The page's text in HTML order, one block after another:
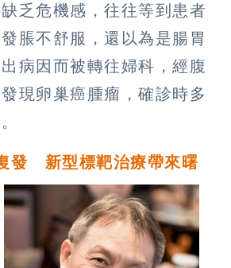
乏危機感，往往等到患者
脹不舒服，還以為是腸胃
病因而被轉往婦科，經腹
現卵巢癌腫瘤，確診時多
發 新型標靶治療帶來曙